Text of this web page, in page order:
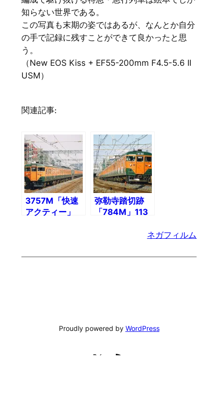
知らない世界である。
この写真も末期の姿ではあるが、なんとか自分
の手で記録に残すことができて良かったと思
う。
（New EOS Kiss + EF55-200mm F4.5-5.6 II
USM）
関連記事:
3757M「快速
アクティー」
弥勒寺踏切跡
「784M」113
ネガフィルム
Proudly powered by WordPress
X YouTube
RSS フィード